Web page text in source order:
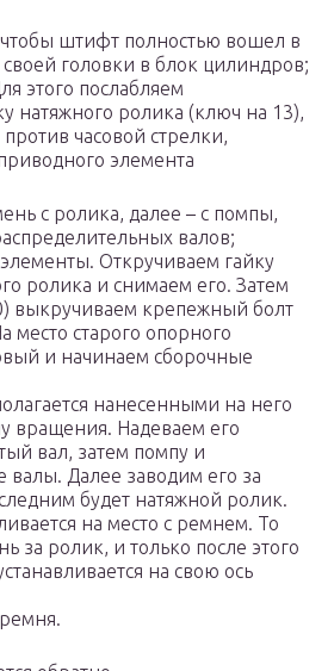
штифт полностью вошел в
головки в блок цилиндров;
этого послабляем
натяжного ролика (ключ на 13),
часовой стрелки,
элемента
с ролика, далее – с помпы,
валов;
Откручиваем гайку
ролика и снимаем его. Затем
выкручиваем крепежный болт
место старого опорного
и начинаем сборочные
нанесенными на него
вращения. Надеваем его
вал, затем помпу и
валы. Далее заводим его за
будет натяжной ролик.
на место с ремнем. То
за ролик, и только после этого
на свою ось